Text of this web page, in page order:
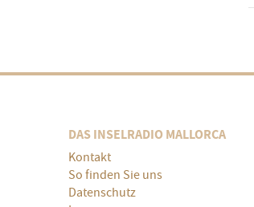
DAS INSELRADIO MALLORCA
Kontakt
So finden Sie uns
Datenschutz